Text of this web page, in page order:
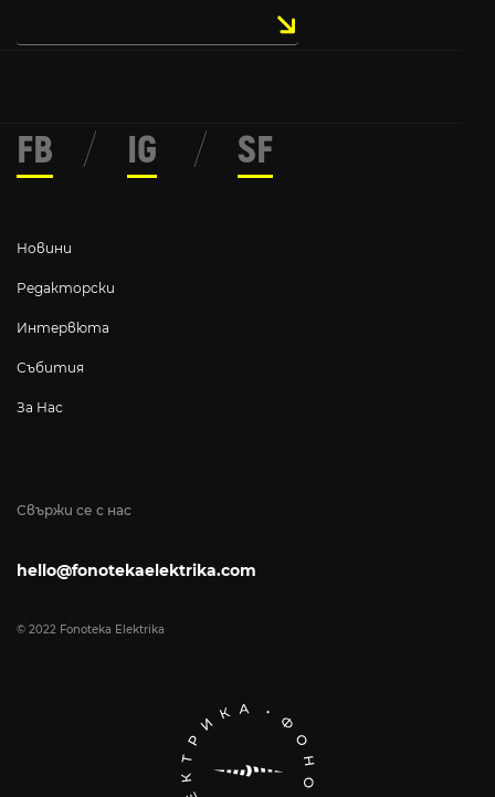
Свържи се с нас
hello@fonotekaelektrika.com
© 2022 Fonoteka Elektrika
Новини
Редакторски
Интервюта
Събития
За Нас
FB / IG / SF